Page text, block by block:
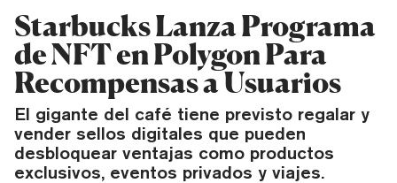
Starbucks Lanza Programa
de NFT en Polygon Para
Recompensas a Usuarios
El gigante del café tiene previsto regalar y
vender sellos digitales que pueden
desbloquear ventajas como productos
exclusivos, eventos privados y viajes.